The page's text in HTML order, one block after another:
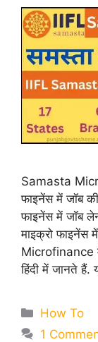
Samasta
फाइनेंस में जॉब
फाइनेंस में जॉब
माइक्रो
Microfinance में
हिंदी में जानते हैं.
Categories
How To
1